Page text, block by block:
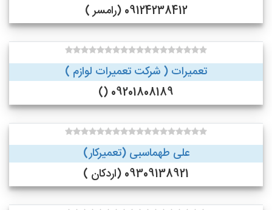
09124238412 (رامسر )
تعمیرات ( شرکت تعمیرات لوازم )
09201808189 ()
علی طهماسبی (تعمیرکار)
09309138921 (اردکان )